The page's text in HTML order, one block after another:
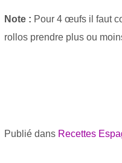
Note : Pour 4 œufs il faut
rollos prendre plus ou
Publié dans Recettes